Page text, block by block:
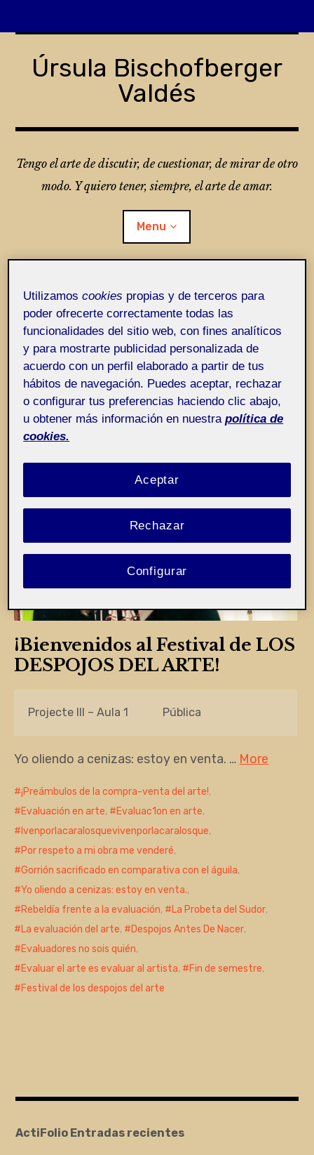
contentÚrsula Bischofberger
Valdés
Tengo el arte de discutir, de cuestionar, de mirar de otro
modo. Y quiero tener, siempre, el arte de amar.
Menu
¿Qué es Folio?
Entrada de incidencias o sugerencias
Etiqueta:La evaluación del arte
¡Bienvenidos al Festival de LOS
DESPOJOS DEL ARTE!
Projecte III – Aula 1 Pública
Yo oliendo a cenizas: estoy en venta. … More
¡Preámbulos de la compra-venta del arte!,
Evaluación en arte, Evaluac1on en arte,
Ivenporlacaralosquevivenporlacaralosque,
Por respeto a mi obra me venderé,
Gorrión sacrificado en comparativa con el águila,
Yo oliendo a cenizas: estoy en venta.,
Rebeldía frente a la evaluación, La Probeta del Sudor,
La evaluación del arte, Despojos Antes De Nacer,
Evaluadores no sois quién,
Evaluar el arte es evaluar al artista, Fin de semestre,
Festival de los despojos del arte
ActiFolio Entradas recientes
Utilizamoscookies propias y de terceros para
poder ofrecerte correctamente todas las
funcionalidades del sitio web, con fines analíticos
y para mostrarte publicidad personalizada de
acuerdo con un perfil elaborado a partir de tus
hábitos de navegación. Puedes aceptar, rechazar
o configurar tus preferencias haciendo clic abajo,
u obtener más información en nuestra política de
cookies.
Rechazar
Aceptar
Configurar